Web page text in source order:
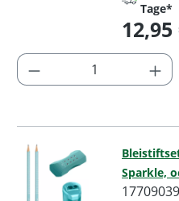
Tage*
Regulärer
Produkt Anzahl:
Sparkle,